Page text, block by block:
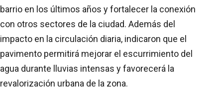
barrio en los últimos años y fortalecer la conexión
con otros sectores de la ciudad. Además del
impacto en la circulación diaria, indicaron que el
pavimento permitirá mejorar el escurrimiento del
agua durante lluvias intensas y favorecerá la
revalorización urbana de la zona.